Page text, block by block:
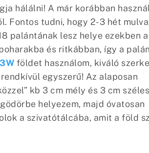
hálálni! A már korábban
Fontos tudni, hogy 2-3 hét
palántának lesz helye ezekben a
és ritkábban, így a
földet használom, kiváló
egyszerű! Az alaposan
kb 3 cm mély és 3 cm
helyezem, majd óvatosan
a szivatótálcába, amit a föld